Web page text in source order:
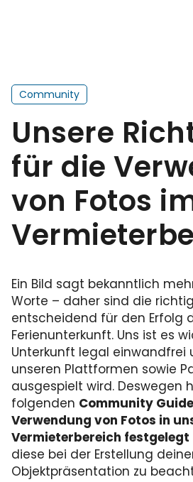
Community
Unsere
für die
von Fotos
Ein Bild sagt bekanntlich
Worte – daher sind die
entscheidend für den Erfolg
Ferienunterkunft. Uns ist es
Unterkunft legal
unseren Plattformen sowie
ausgespielt wird. Deswegen
folgenden Community
Verwendung von Fotos in
Vermieterbereich festgelegt
diese bei der Erstellung
Objektpräsentation zu